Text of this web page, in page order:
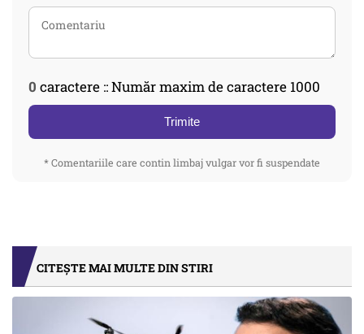
0 caractere :: Număr maxim de caractere 1000
Trimite
* Comentariile care contin limbaj vulgar vor fi suspendate
CITEȘTE MAI MULTE DIN STIRI